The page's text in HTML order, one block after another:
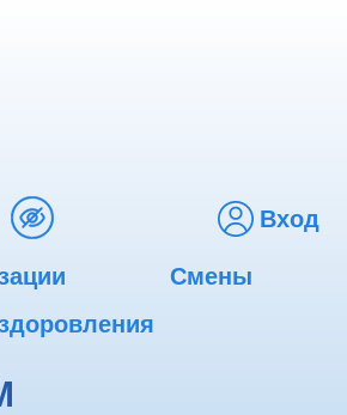
Вход
Смены